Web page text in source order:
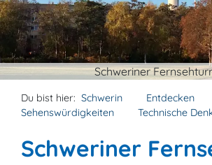
Schweriner
Du bist hier: Schwerin
Entdecken
Sehenswürdigkeiten
Technische
Schweriner